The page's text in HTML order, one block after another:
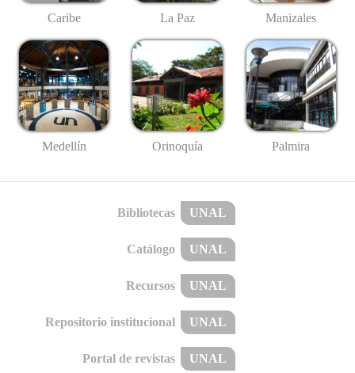
Caribe La Paz Manizales
Medellín Orinoquía Palmira
Bibliotecas UNAL
Catálogo UNAL
Recursos UNAL
Repositorio institucional UNAL
Portal de revistas UNAL